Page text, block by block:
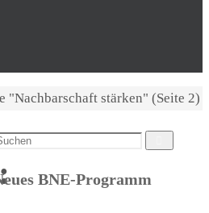
"Nachbarschaft stärken" (Seite 2)
BNE-Programm